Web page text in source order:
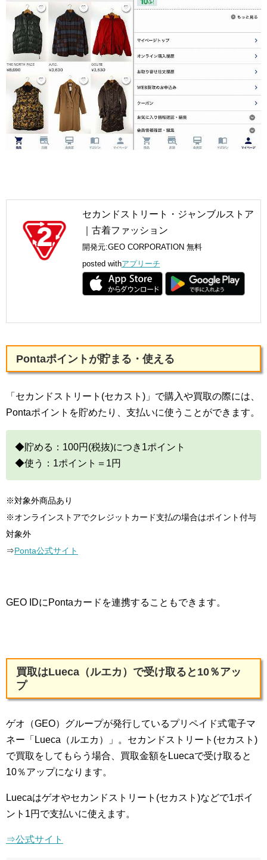
セカンドストリート・ジャンブルストア
｜古着ファッション
開発元:GEO CORPORATION 無料
posted withアプリーチ
Pontaポイントが貯まる・使える
「セカンドストリート(セカスト)」で購入や買取の際には、
Pontaポイントを貯めたり、支払いに使うことができます。
◆貯める：100円(税抜)につき1ポイント
◆使う：1ポイント＝1円
※対象外商品あり
※オンラインストアでクレジットカード支払の場合はポイント付与
対象外
⇒Ponta公式サイト
GEO IDにPontaカードを連携することもできます。
買取はLueca（ルエカ）で受け取ると10％アッ
プ
ゲオ（GEO）グループが発行しているプリペイド式電子マ
ネー「Lueca（ルエカ）」。セカンドストリート(セカスト)
で買取をしてもらう場合、買取金額をLuecaで受け取ると
10％アップになります。
Luecaはゲオやセカンドストリート(セカスト)などで1ポイ
ント1円で支払いに使えます。
⇒公式サイト